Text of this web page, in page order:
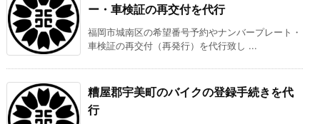
ー・車検証の再交付を代行
福岡市城南区の希望番号予約やナンバープレート・
車検証の再交付（再発行）を代行致し ...
糟屋郡宇美町のバイクの登録手続きを代
行